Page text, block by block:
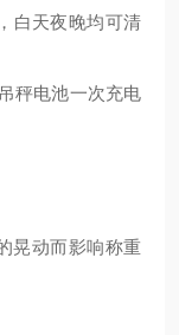
白天夜晚均可清
秤电池一次充电
晃动而影响称重